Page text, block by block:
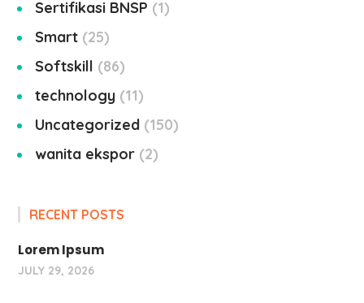
Sertifikasi BNSP
1
Smart 25
Softskill
86
technology 11
Uncategorized 150
wanita ekspor 2
RECENT POSTS
Lorem Ipsum
JULY 29, 2026